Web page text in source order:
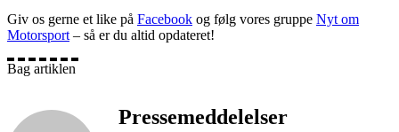
Giv os gerne et like på Facebook og følg vores gruppe Nyt om
Motorsport – så er du altid opdateret!
Bag artiklen
Pressemeddelelser